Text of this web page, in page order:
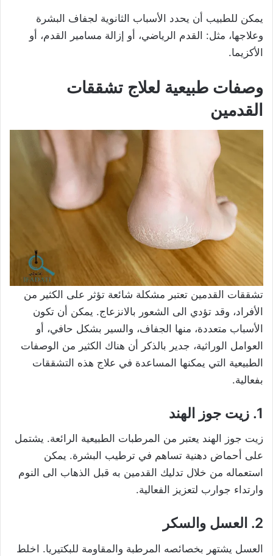
يمكن للطبيب أن يحدد الأسباب الثانوية لجفاف البشرة
وعلاجها، مثل: القدم الرياضي، أو إزالة مسامير القدم، أو
الأكزيما.
وصفات طبيعية لعلاج تشققات
القدمين
تشققات القدمين تعتبر مشكلة شائعة تؤثر على الكثير من
الأفراد، وقد تؤدي الى الشعور بالانزعاج. يمكن أن تكون
الأسباب متعددة، منها الجفاف، والسير بشكل حافي، أو
العوامل الوراثية، جدير بالذكر أن هناك الكثير من الوصفات
الطبيعية التي يمكنها المساعدة في علاج هذه التشققات
بفعالية.
1. زيت جوز الهند
زيت جوز الهند يعتبر من المرطبات الطبيعية الرائعة. يشتمل
على أحماض دهنية تساهم في ترطيب البشرة. يمكن
استعماله من خلال تدليك القدمين به قبل الذهاب الى النوم
وارتداء جوارب لتعزيز الفعالية.
2. العسل والسكر
العسل يشتهر بخصائصه المرطبة والمقاومة للبكتيريا. اخلط